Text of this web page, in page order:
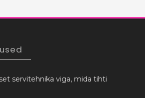
servitehnika viga, mida tihti